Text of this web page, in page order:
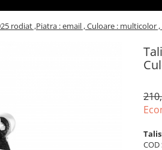
rodiat ,Piatra : email , Culoare : multicolor ,
COD